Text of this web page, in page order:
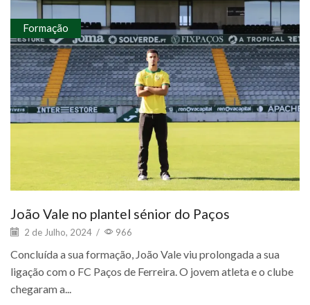
Formação
João Vale no plantel sénior do Paços
2 de Julho, 2024 / 966
Concluída a sua formação, João Vale viu prolongada a sua
ligação com o FC Paços de Ferreira. O jovem atleta e o clube
chegaram a...